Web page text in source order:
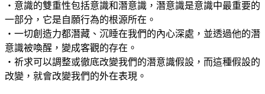
‧意識的雙重性包括意識和潛意識，潛意識是意識中最重要的
一部分，它是自願行為的根源所在。
‧一切創造力都潛藏、沉睡在我們的內心深處，並透過他的潛
意識被喚醒，變成客觀的存在。
‧祈求可以調整或徹底改變我們的潛意識假設，而這種假設的
改變，就會改變我們的外在表現。